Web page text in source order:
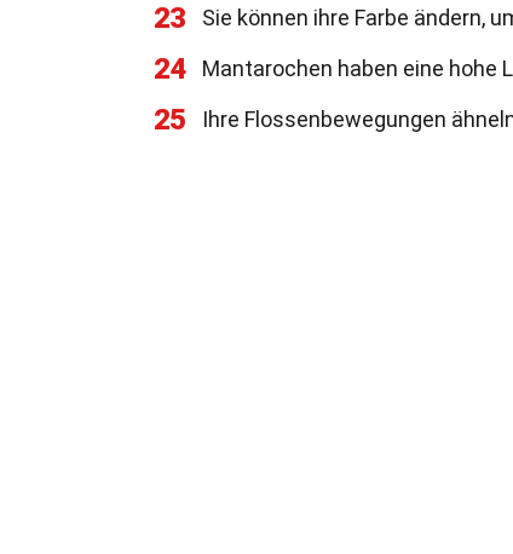
23 Sie können ihre Farbe ändern,
24 Mantarochen haben eine hohe
25 Ihre Flossenbewegungen